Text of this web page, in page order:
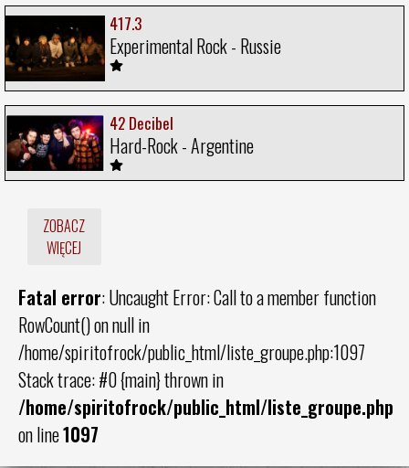
417.3
Experimental Rock - Russie
42 Decibel
Hard-Rock - Argentine
ZOBACZ
WIĘCEJ
Fatal error: Uncaught Error: Call to a member function
RowCount() on null in
/home/spiritofrock/public_html/liste_groupe.php:1097
Stack trace: #0 {main} thrown in
/home/spiritofrock/public_html/liste_groupe.php
on line1097